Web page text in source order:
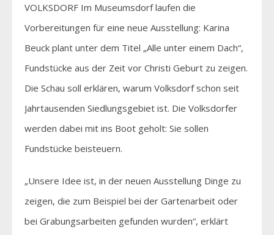
VOLKSDORF Im Museumsdorf laufen die
Vorbereitungen für eine neue Ausstellung: Karina
Beuck plant unter dem Titel „Alle unter einem Dach“,
Fundstücke aus der Zeit vor Christi Geburt zu zeigen.
Die Schau soll erklären, warum Volksdorf schon seit
Jahrtausenden Siedlungsgebiet ist. Die Volksdorfer
werden dabei mit ins Boot geholt: Sie sollen
Fundstücke beisteuern.
„Unsere Idee ist, in der neuen Ausstellung Dinge zu
zeigen, die zum Beispiel bei der Gartenarbeit oder
bei Grabungsarbeiten gefunden wurden“, erklärt